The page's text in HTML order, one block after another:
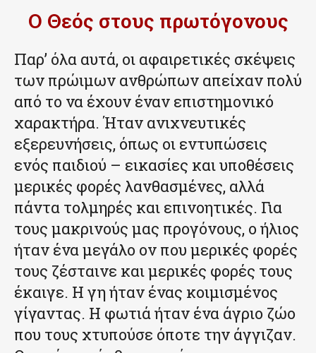
Ο Θεός στους πρωτόγονους
Παρ’ όλα αυτά, οι αφαιρετικές σκέψεις
των πρώιμων ανθρώπων απείχαν πολύ
από το να έχουν έναν επιστημονικό
χαρακτήρα. Ήταν ανιχνευτικές
εξερευνήσεις, όπως οι εντυπώσεις
ενός παιδιού – εικασίες και υποθέσεις
μερικές φορές λανθασμένες, αλλά
πάντα τολμηρές και επινοητικές. Για
τους μακρινούς μας προγόνους, ο ήλιος
ήταν ένα μεγάλο ον που μερικές φορές
τους ζέσταινε και μερικές φορές τους
έκαιγε. Η γη ήταν ένας κοιμισμένος
γίγαντας. Η φωτιά ήταν ένα άγριο ζώο
που τους χτυπούσε όποτε την άγγιζαν.